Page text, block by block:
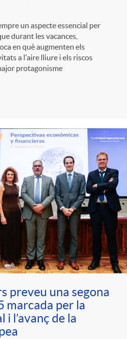
un aspecte essencial per
durant les vacances,
en què augmenten els
a l'aire lliure i els riscos
protagonisme
preveu una segona
marcada per la
i l’avanç de la